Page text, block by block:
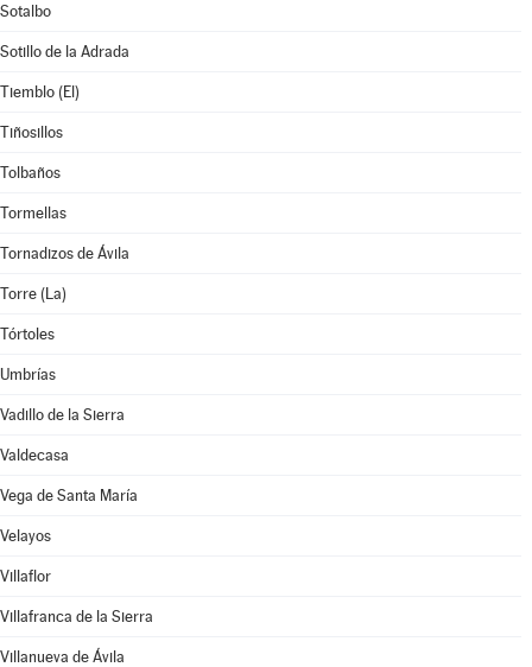
Sotalbo
Sotillo de la Adrada
Tiemblo (El)
Tiñosillos
Tolbaños
Tormellas
Tornadizos de Ávila
Torre (La)
Tórtoles
Umbrías
Vadillo de la Sierra
Valdecasa
Vega de Santa María
Velayos
Villaflor
Villafranca de la Sierra
Villanueva de Ávila